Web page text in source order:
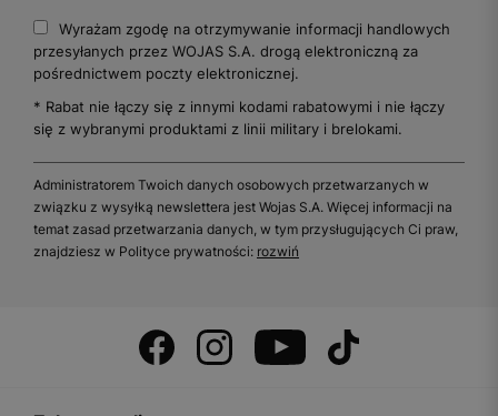
Wyrażam zgodę na otrzymywanie informacji handlowych
przesyłanych przez WOJAS S.A. drogą elektroniczną za
pośrednictwem poczty elektronicznej.
* Rabat nie łączy się z innymi kodami rabatowymi i nie łączy
się z wybranymi produktami z linii military i brelokami.
Administratorem Twoich danych osobowych przetwarzanych w
związku z wysyłką newslettera jest Wojas S.A. Więcej informacji na
temat zasad przetwarzania danych, w tym przysługujących Ci praw,
znajdziesz w Polityce prywatności: rozwiń